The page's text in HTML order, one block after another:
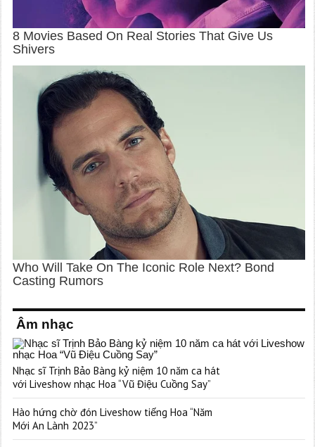
Âm nhạc
Nhạc sĩ Trịnh Bảo Bàng kỷ niệm 10 năm ca hát
với Liveshow nhạc Hoa “Vũ Điệu Cuồng Say”
Hào hứng chờ đón Liveshow tiếng Hoa “Năm
Mới An Lành 2023”